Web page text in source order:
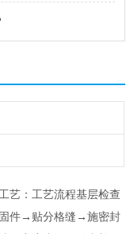
艺：工艺流程基层检查
件→贴分格缝→施密封